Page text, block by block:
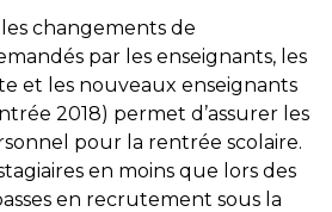
changements de
par les enseignants, les
et les nouveaux enseignants
2018) permet d’assurer les
pour la rentrée scolaire.
en moins que lors des
en recrutement sous la